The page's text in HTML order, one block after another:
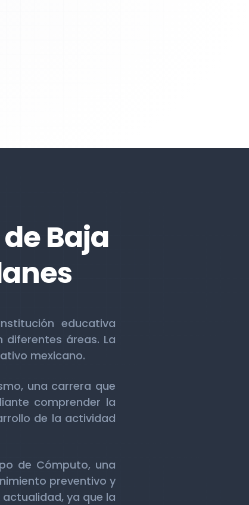
Baja
educativa
áreas. La
mexicano.
una carrera que
comprender la
de la actividad
de Cómputo, una
preventivo y
ya que la